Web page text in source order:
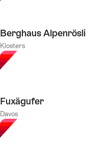
Berghaus Alpenrösli
Klosters
Fuxägufer
Davos